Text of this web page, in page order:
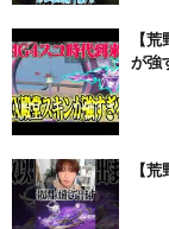
【
が強
【